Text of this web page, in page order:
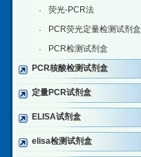
· 荧光-PCR法
· PCR荧光定量检测试剂盒
·
PCR检测试剂盒
PCR核酸检测试剂盒
定量PCR试剂盒
ELISA试剂盒
elisa检测试剂盒